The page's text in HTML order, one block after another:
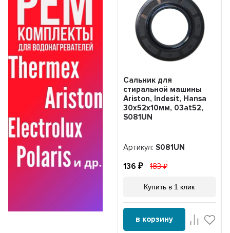
Сальник для
стиральной машины
Ariston, Indesit, Hansa
30х52х10мм, 03at52,
S081UN
Артикул: S081UN
136 183
Купить в 1 клик
в корзину